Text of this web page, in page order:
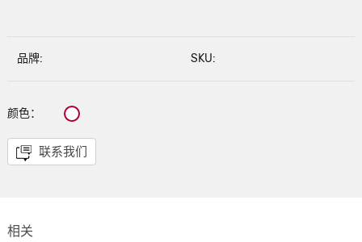
品牌: SKU:
颜色：
联系我们
相关